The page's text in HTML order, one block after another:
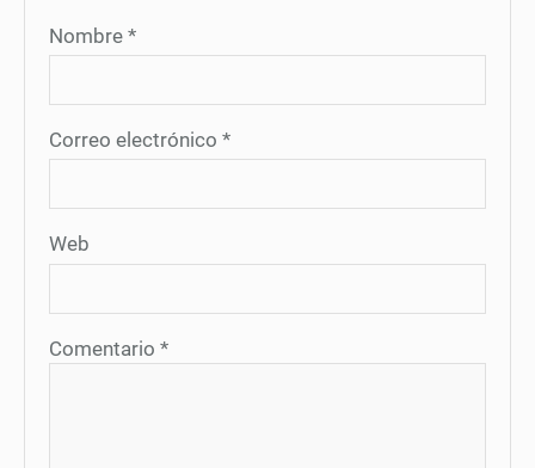
Nombre *
Correo electrónico *
Web
Comentario *